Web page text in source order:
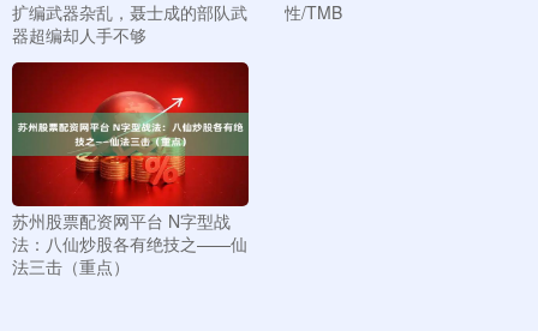
扩编武器杂乱，聂士成的部队武
器超编却人手不够
性/TMB
苏州股票配资网平台 N字型战
法：八仙炒股各有绝技之——仙
法三击（重点）